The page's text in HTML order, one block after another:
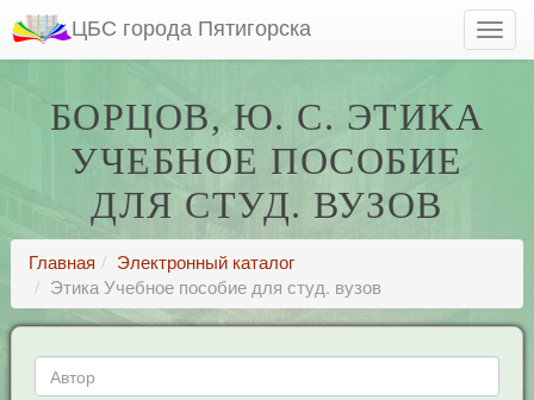
ЦБС города Пятигорска
БОРЦОВ, Ю. С. ЭТИКА
УЧЕБНОЕ ПОСОБИЕ
ДЛЯ СТУД. ВУЗОВ
Главная
Электронный каталог
Этика Учебное пособие для студ. вузов